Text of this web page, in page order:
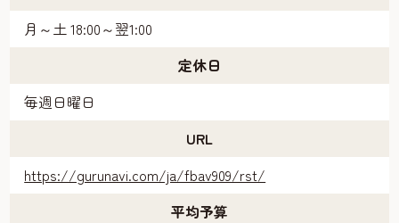
月～土 18:00～翌1:00
定休日
毎週日曜日
URL
https://gurunavi.com/ja/fbav909/rst/
平均予算